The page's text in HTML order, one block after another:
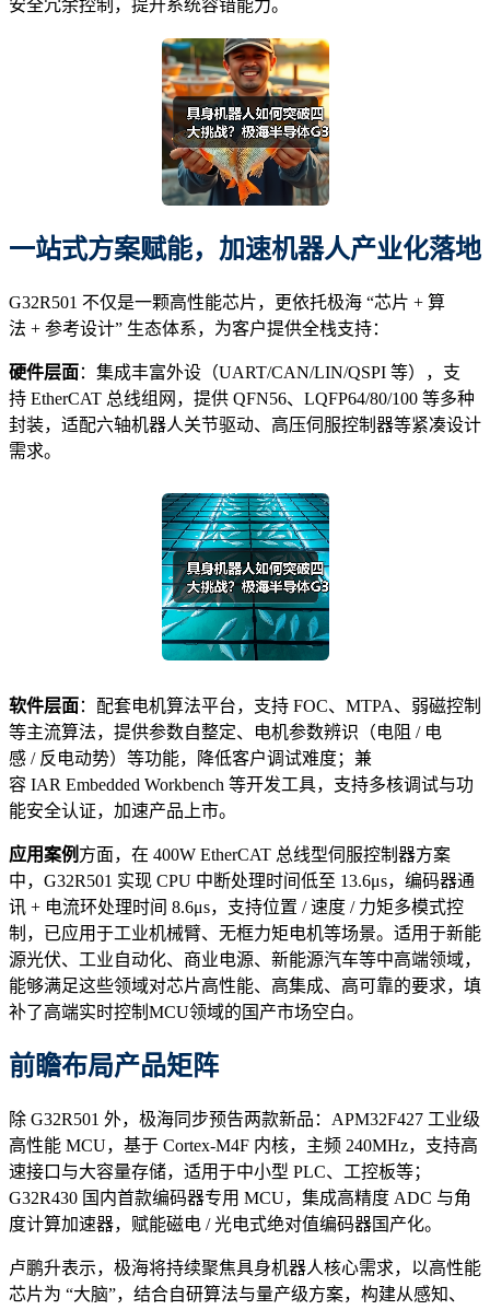
安全冗余控制，提升系统容错能力。
一站式方案赋能，加速机器人产业化落地
G32R501 不仅是一颗高性能芯片，更依托极海 “芯片 + 算
法 + 参考设计” 生态体系，为客户提供全栈支持：
硬件层面：集成丰富外设（UART/CAN/LIN/QSPI 等），支
持 EtherCAT 总线组网，提供 QFN56、LQFP64/80/100 等多种
封装，适配六轴机器人关节驱动、高压伺服控制器等紧凑设计
需求。
软件层面：配套电机算法平台，支持 FOC、MTPA、弱磁控制
等主流算法，提供参数自整定、电机参数辨识（电阻 / 电
感 / 反电动势）等功能，降低客户调试难度；兼
容 IAR Embedded Workbench 等开发工具，支持多核调试与功
能安全认证，加速产品上市。
应用案例 方面，在 400W EtherCAT 总线型伺服控制器方案
中，G32R501 实现 CPU 中断处理时间低至 13.6μs，编码器通
讯 + 电流环处理时间 8.6μs，支持位置 / 速度 / 力矩多模式控
制，已应用于工业机械臂、无框力矩电机等场景。适用于新能
源光伏、工业自动化、商业电源、新能源汽车等中高端领域，
能够满足这些领域对芯片高性能、高集成、高可靠的要求，填
补了高端实时控制MCU领域的国产市场空白。
前瞻布局产品矩阵
除 G32R501 外，极海同步预告两款新品：APM32F427 工业级
高性能 MCU，基于 Cortex-M4F 内核，主频 240MHz，支持高
速接口与大容量存储，适用于中小型 PLC、工控板等；
G32R430 国内首款编码器专用 MCU，集成高精度 ADC 与角
度计算加速器，赋能磁电 / 光电式绝对值编码器国产化。
卢鹏升表示，极海将持续聚焦具身机器人核心需求，以高性能
芯片为 “大脑”，结合自研算法与量产级方案，构建从感知、